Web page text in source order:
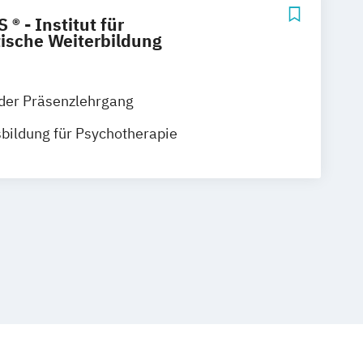
® - Institut für
Weiterbildung
Präsenzlehrgang
für Psychotherapie